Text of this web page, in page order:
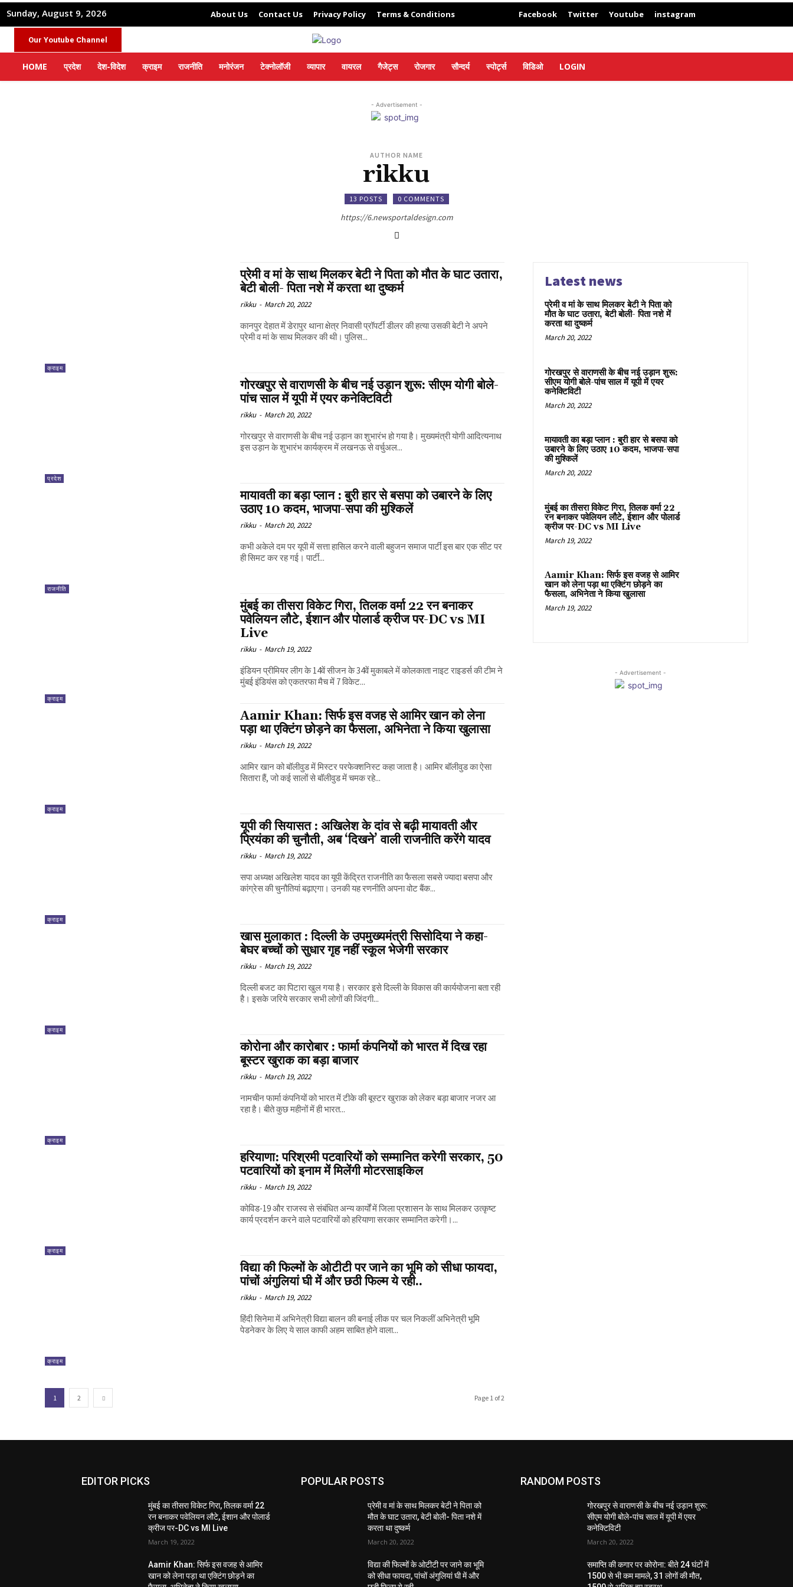
Sunday, August 9, 2026 About Us Contact Us Privacy Policy Terms & Conditions Facebook Twitter Youtube instagram
Our Youtube Channel
HOME प्रदेश देश-विदेश क्राइम राजनीति मनोरंजन टेक्नोलॉजी व्यापार वायरल गैजेट्स रोजगार सौन्दर्य स्पोर्ट्स विडिओ LOGIN
- Advertisement -
AUTHOR NAME
rikku
13 POSTS 0 COMMENTS
https://6.newsportaldesign.com
क्राइम
प्रेमी व मां के साथ मिलकर बेटी ने पिता को मौत के घाट उतारा,
बेटी बोली- पिता नशे में करता था दुष्कर्म
rikku - March 20, 2022
कानपुर देहात में डेरापुर थाना क्षेत्र निवासी प्रॉपर्टी डीलर की हत्या उसकी बेटी ने अपने
प्रेमी व मां के साथ मिलकर की थी। पुलिस...
प्रदेश
गोरखपुर से वाराणसी के बीच नई उड़ान शुरू: सीएम योगी बोले-
पांच साल में यूपी में एयर कनेक्टिविटी
rikku - March 20, 2022
गोरखपुर से वाराणसी के बीच नई उड़ान का शुभारंभ हो गया है। मुख्यमंत्री योगी आदित्यनाथ
इस उड़ान के शुभारंभ कार्यक्रम में लखनऊ से वर्चुअल...
राजनीति
मायावती का बड़ा प्लान : बुरी हार से बसपा को उबारने के लिए
उठाए 10 कदम, भाजपा-सपा की मुश्किलें
rikku - March 20, 2022
कभी अकेले दम पर यूपी में सत्ता हासिल करने वाली बहुजन समाज पार्टी इस बार एक सीट पर
ही सिमट कर रह गई। पार्टी...
क्राइम
मुंबई का तीसरा विकेट गिरा, तिलक वर्मा 22 रन बनाकर
पवेलियन लौटे, ईशान और पोलार्ड क्रीज पर-DC vs MI
Live
rikku - March 19, 2022
इंडियन प्रीमियर लीग के 14वें सीजन के 34वें मुकाबले में कोलकाता नाइट राइडर्स की टीम ने
मुंबई इंडियंस को एकतरफा मैच में 7 विकेट...
क्राइम
Aamir Khan: सिर्फ इस वजह से आमिर खान को लेना
पड़ा था एक्टिंग छोड़ने का फैसला, अभिनेता ने किया खुलासा
rikku - March 19, 2022
आमिर खान को बॉलीवुड में मिस्टर परफेक्शनिस्ट कहा जाता है। आमिर बॉलीवुड का ऐसा
सितारा हैं, जो कई सालों से बॉलीवुड में चमक रहे...
क्राइम
यूपी की सियासत : अखिलेश के दांव से बढ़ी मायावती और
प्रियंका की चुनौती, अब ‘दिखने’ वाली राजनीति करेंगे यादव
rikku - March 19, 2022
सपा अध्यक्ष अखिलेश यादव का यूपी केंद्रित राजनीति का फैसला सबसे ज्यादा बसपा और
कांग्रेस की चुनौतियां बढ़ाएगा। उनकी यह रणनीति अपना वोट बैंक...
क्राइम
खास मुलाकात : दिल्ली के उपमुख्यमंत्री सिसोदिया ने कहा-
बेघर बच्चों को सुधार गृह नहीं स्कूल भेजेगी सरकार
rikku - March 19, 2022
दिल्ली बजट का पिटारा खुल गया है। सरकार इसे दिल्ली के विकास की कार्ययोजना बता रही
है। इसके जरिये सरकार सभी लोगों की जिंदगी...
क्राइम
कोरोना और कारोबार : फार्मा कंपनियों को भारत में दिख रहा
बूस्टर खुराक का बड़ा बाजार
rikku - March 19, 2022
नामचीन फार्मा कंपनियों को भारत में टीके की बूस्टर खुराक को लेकर बड़ा बाजार नजर आ
रहा है। बीते कुछ महीनों में ही भारत...
क्राइम
हरियाणा: परिश्रमी पटवारियों को सम्मानित करेगी सरकार, 50
पटवारियों को इनाम में मिलेंगी मोटरसाइकिल
rikku - March 19, 2022
कोविड-19 और राजस्व से संबंधित अन्य कार्यों में जिला प्रशासन के साथ मिलकर उत्कृष्ट
कार्य प्रदर्शन करने वाले पटवारियों को हरियाणा सरकार सम्मानित करेगी।...
क्राइम
विद्या की फिल्मों के ओटीटी पर जाने का भूमि को सीधा फायदा,
पांचों अंगुलियां घी में और छठी फिल्म ये रही..
rikku - March 19, 2022
हिंदी सिनेमा में अभिनेत्री विद्या बालन की बनाई लीक पर चल निकलीं अभिनेत्री भूमि
पेडनेकर के लिए ये साल काफी अहम साबित होने वाला...
1 2 Page 1 of 2
Latest news
प्रेमी व मां के साथ मिलकर बेटी ने पिता को
मौत के घाट उतारा, बेटी बोली- पिता नशे में
करता था दुष्कर्म
March 20, 2022
गोरखपुर से वाराणसी के बीच नई उड़ान शुरू:
सीएम योगी बोले-पांच साल में यूपी में एयर
कनेक्टिविटी
March 20, 2022
मायावती का बड़ा प्लान : बुरी हार से बसपा को
उबारने के लिए उठाए 10 कदम, भाजपा-सपा
की मुश्किलें
March 20, 2022
मुंबई का तीसरा विकेट गिरा, तिलक वर्मा 22
रन बनाकर पवेलियन लौटे, ईशान और पोलार्ड
क्रीज पर-DC vs MI Live
March 19, 2022
Aamir Khan: सिर्फ इस वजह से आमिर
खान को लेना पड़ा था एक्टिंग छोड़ने का
फैसला, अभिनेता ने किया खुलासा
March 19, 2022
- Advertisement -
EDITOR PICKS
मुंबई का तीसरा विकेट गिरा, तिलक वर्मा 22
रन बनाकर पवेलियन लौटे, ईशान और पोलार्ड
क्रीज पर-DC vs MI Live
March 19, 2022
Aamir Khan: सिर्फ इस वजह से आमिर
खान को लेना पड़ा था एक्टिंग छोड़ने का
POPULAR POSTS
प्रेमी व मां के साथ मिलकर बेटी ने पिता को
मौत के घाट उतारा, बेटी बोली- पिता नशे में
करता था दुष्कर्म
March 20, 2022
विद्या की फिल्मों के ओटीटी पर जाने का भूमि
को सीधा फायदा, पांचों अंगुलियां घी में और
RANDOM POSTS
गोरखपुर से वाराणसी के बीच नई उड़ान शुरू:
सीएम योगी बोले-पांच साल में यूपी में एयर
कनेक्टिविटी
March 20, 2022
समाप्ति की कगार पर कोरोना: बीते 24 घंटों में
1500 से भी कम मामले, 31 लोगों की मौत,